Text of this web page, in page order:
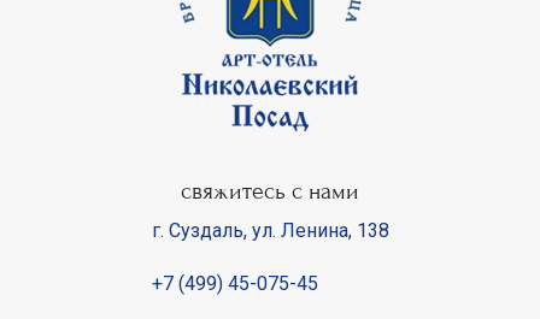
свяжитесь с нами
г. Суздаль, ул. Ленина, 138
+7 (499) 45-075-45